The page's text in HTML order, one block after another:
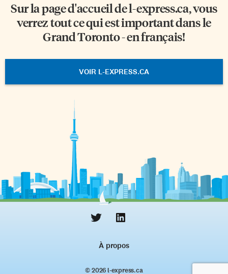
Sur la page d'accueil del-express.ca, vous
verrez tout ce qui est important dans le
Grand Toronto - en français!
VOIR L-EXPRESS.CA
À propos
© 2026 l‑express.ca